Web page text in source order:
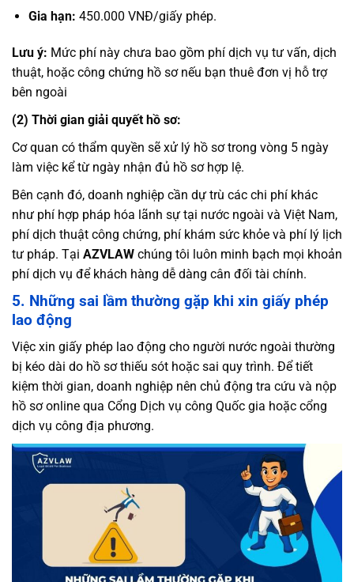
Gia hạn: 450.000 VNĐ/giấy phép.
Lưu ý: Mức phí này chưa bao gồm phí dịch vụ tư vấn, dịch
thuật, hoặc công chứng hồ sơ nếu bạn thuê đơn vị hỗ trợ
bên ngoài
(2) Thời gian giải quyết hồ sơ:
Cơ quan có thẩm quyền sẽ xử lý hồ sơ trong vòng 5 ngày
làm việc kể từ ngày nhận đủ hồ sơ hợp lệ.
Bên cạnh đó, doanh nghiệp cần dự trù các chi phí khác
như phí hợp pháp hóa lãnh sự tại nước ngoài và Việt Nam,
phí dịch thuật công chứng, phí khám sức khỏe và phí lý lịch
tư pháp. Tại AZVLAW chúng tôi luôn minh bạch mọi khoản
phí dịch vụ để khách hàng dễ dàng cân đối tài chính.
5. Những sai lầm thường gặp khi xin giấy phép
lao động
Việc xin giấy phép lao động cho người nước ngoài thường
bị kéo dài do hồ sơ thiếu sót hoặc sai quy trình. Để tiết
kiệm thời gian, doanh nghiệp nên chủ động tra cứu và nộp
hồ sơ online qua Cổng Dịch vụ công Quốc gia hoặc cổng
dịch vụ công địa phương.